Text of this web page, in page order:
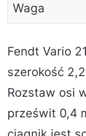
Waga
Fendt Vario
szerokość
Rozstaw osi
prześwit 0,4